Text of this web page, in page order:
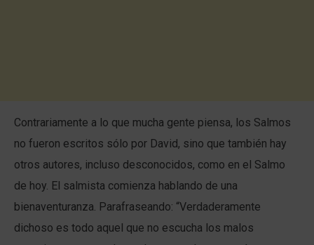
Contrariamente a lo que mucha gente piensa, los Salmos
no fueron escritos sólo por David, sino que también hay
otros autores, incluso desconocidos, como en el Salmo
de hoy. El salmista comienza hablando de una
bienaventuranza. Parafraseando: “Verdaderamente
dichoso es todo aquel que no escucha los malos